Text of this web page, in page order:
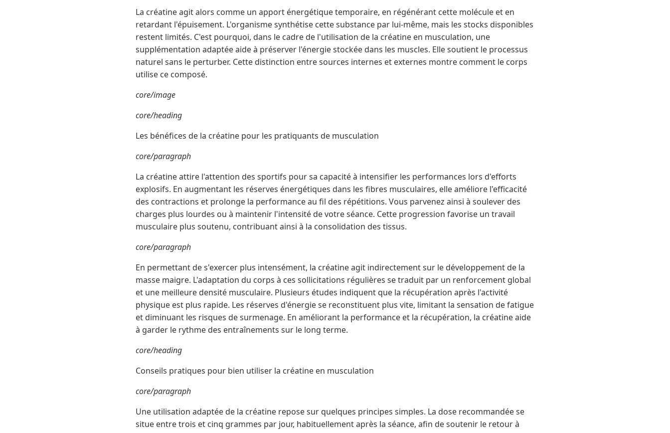
La créatine agit alors comme un apport énergétique temporaire, en régénérant cette molécule et en
retardant l'épuisement. L'organisme synthétise cette substance par lui-même, mais les stocks disponibles
restent limités. C'est pourquoi, dans le cadre de l'utilisation de la créatine en musculation, une
supplémentation adaptée aide à préserver l'énergie stockée dans les muscles. Elle soutient le processus
naturel sans le perturber. Cette distinction entre sources internes et externes montre comment le corps
utilise ce composé.
core/image
core/heading
Les bénéfices de la créatine pour les pratiquants de musculation
core/paragraph
La créatine attire l'attention des sportifs pour sa capacité à intensifier les performances lors d'efforts
explosifs. En augmentant les réserves énergétiques dans les fibres musculaires, elle améliore l'efficacité
des contractions et prolonge la performance au fil des répétitions. Vous parvenez ainsi à soulever des
charges plus lourdes ou à maintenir l'intensité de votre séance. Cette progression favorise un travail
musculaire plus soutenu, contribuant ainsi à la consolidation des tissus.
core/paragraph
En permettant de s'exercer plus intensément, la créatine agit indirectement sur le développement de la
masse maigre. L'adaptation du corps à ces sollicitations régulières se traduit par un renforcement global
et une meilleure densité musculaire. Plusieurs études indiquent que la récupération après l'activité
physique est plus rapide. Les réserves d'énergie se reconstituent plus vite, limitant la sensation de fatigue
et diminuant les risques de surmenage. En améliorant la performance et la récupération, la créatine aide
à garder le rythme des entraînements sur le long terme.
core/heading
Conseils pratiques pour bien utiliser la créatine en musculation
core/paragraph
Une utilisation adaptée de la créatine repose sur quelques principes simples. La dose recommandée se
situe entre trois et cinq grammes par jour, habituellement après la séance, afin de soutenir le retour à